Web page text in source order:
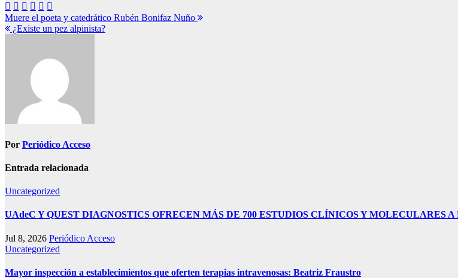
Navegación
de
Muere el poeta y catedrático Rubén Bonifaz Nuño
¿Existe un pez alpinista?
Por Periódico Acceso
Entrada relacionada
Uncategorized
UAdeC Y QUEST DIAGNOSTICS OFRECEN MÁS DE 700 ESTUDIOS CLÍNICOS Y MOLECULARES
Jul 8, 2026 Periódico Acceso
Uncategorized
Mayor inspección a establecimientos que oferten terapias intravenosas: Beatriz Fraustro